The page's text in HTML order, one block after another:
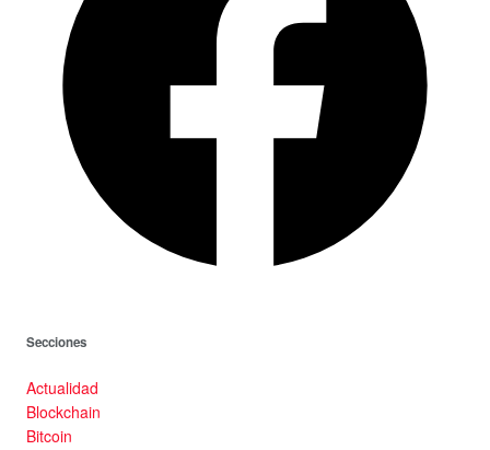
Secciones
Actualidad
Blockchain
Bitcoin